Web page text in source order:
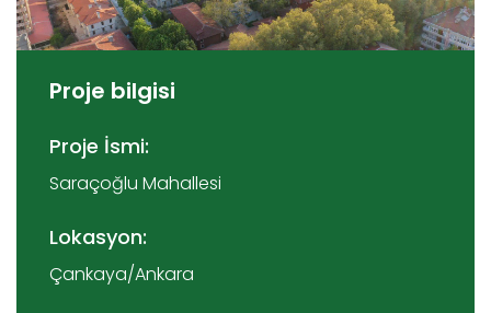
Proje bilgisi
Proje İsmi:
Saraçoğlu Mahallesi
Lokasyon:
Çankaya/Ankara